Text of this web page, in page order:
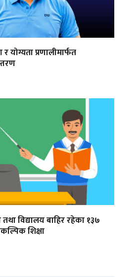
योग्यता प्रणालीमार्फत
विद्यालय बाहिर रहेका १३७
शिक्षा